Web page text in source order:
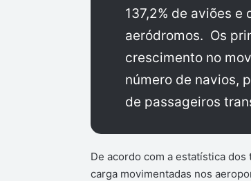
137,2% de aviões
aeródromos. Os
crescimento no
número de navios,
de passageiros
De acordo com a estatística
carga movimentadas nos